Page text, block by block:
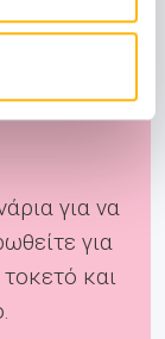
για να
για
και